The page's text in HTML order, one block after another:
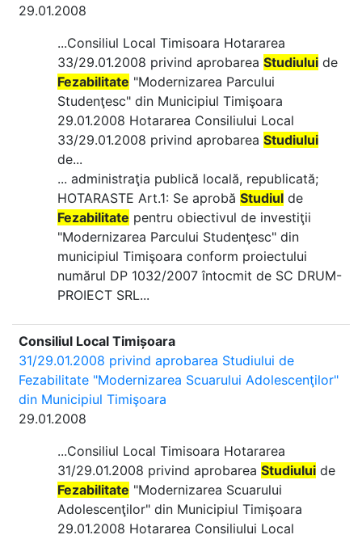
29.01.2008
...Consiliul Local Timisoara Hotararea
33/29.01.2008 privind aprobarea Studiului de
Fezabilitate "Modernizarea Parcului
Studenţesc" din Municipiul Timişoara
29.01.2008 Hotararea Consiliului Local
33/29.01.2008 privind aprobarea Studiului
de...
... administraţia publică locală, republicată;
HOTARASTE Art.1: Se aprobă Studiul de
Fezabilitate pentru obiectivul de investiţii
"Modernizarea Parcului Studenţesc" din
municipiul Timişoara conform proiectului
numărul DP 1032/2007 întocmit de SC DRUM-
PROIECT SRL...
Consiliul Local Timișoara
31/29.01.2008 privind aprobarea Studiului de
Fezabilitate "Modernizarea Scuarului Adolescenţilor"
din Municipiul Timişoara
29.01.2008
...Consiliul Local Timisoara Hotararea
31/29.01.2008 privind aprobarea Studiului de
Fezabilitate "Modernizarea Scuarului
Adolescenţilor" din Municipiul Timişoara
29.01.2008 Hotararea Consiliului Local